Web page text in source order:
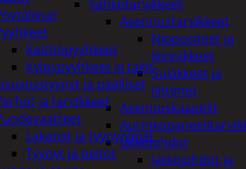
Sähkötarvikkeet
Asennustarvikkeet
Nippusiteet ja
kiinnikkeet
Sulakkeet ja
liittimet
Asennuskaapelit
Jatkojohdot
Jatkojohdot ja
Keittiöpyyhkeet
Kylpypyyhkeet ja takit
ja päälliset
ja tarvikkeet
Lakanat ja tyynynlinat
Tyynyt ja peitot